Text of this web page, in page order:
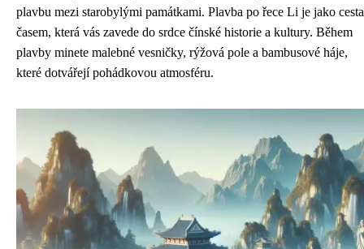
plavbu mezi starobylými památkami. Plavba po řece Li je jako cesta
časem, která vás zavede do srdce čínské historie a kultury. Během
plavby minete malebné vesničky, rýžová pole a bambusové háje,
které dotvářejí pohádkovou atmosféru.